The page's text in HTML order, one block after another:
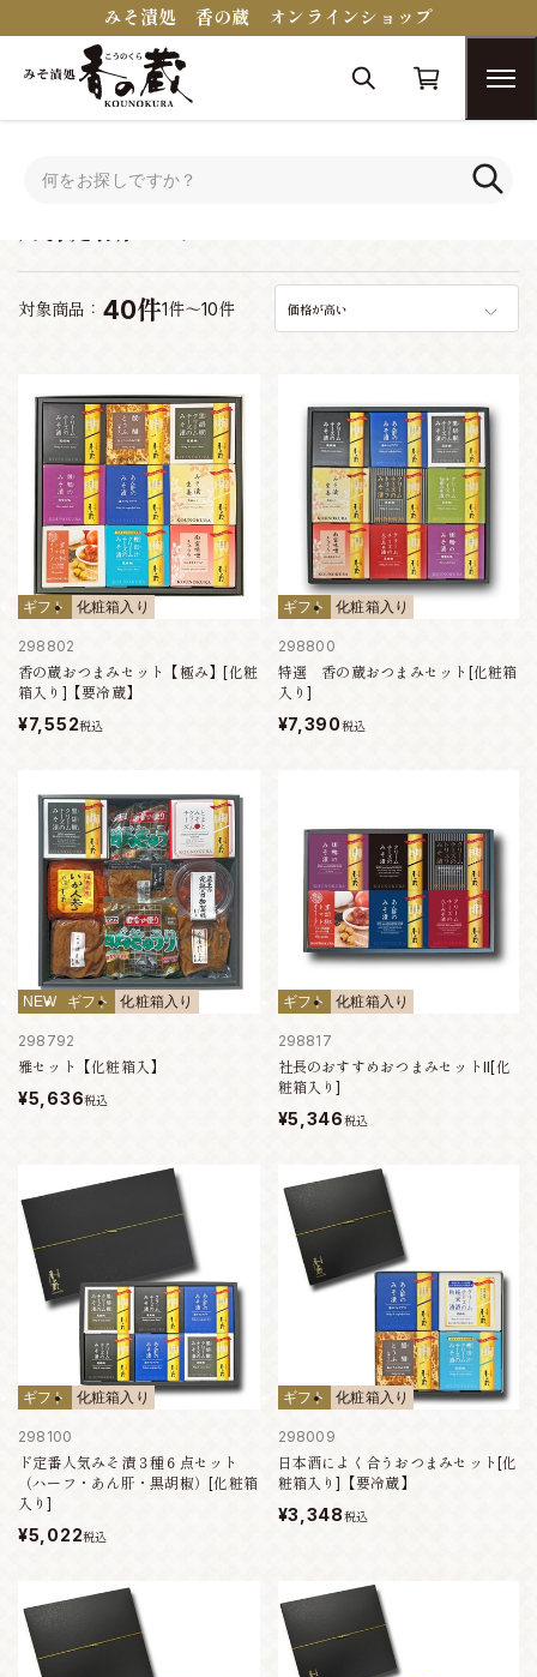
みそ漬処 香の蔵 オンラインショップ
対象商品： 40件1件～10件 価格が高い
ギフト 化粧箱入り
298802
香の蔵おつまみセット【極み】[化粧
箱入り]【要冷蔵】
¥7,552税込
ギフト 化粧箱入り
298800
特選 香の蔵おつまみセット[化粧箱
入り]
¥7,390税込
NEW ギフト 化粧箱入り
298792
雅セット【化粧箱入】
¥5,636税込
ギフト 化粧箱入り
298817
社長のおすすめおつまみセットII[化
粧箱入り]
¥5,346税込
ギフト 化粧箱入り
298100
ド定番人気みそ漬３種６点セット
（ハーフ・あん肝・黒胡椒）[化粧箱
入り]
¥5,022税込
ギフト 化粧箱入り
298009
日本酒によく合うおつまみセット[化
粧箱入り]【要冷蔵】
¥3,348税込